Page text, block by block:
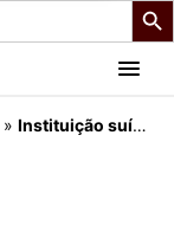
» Instituição suíça diz que Porto Alegre pode ter sido ontem a segunda cidade mais poluída do mundo